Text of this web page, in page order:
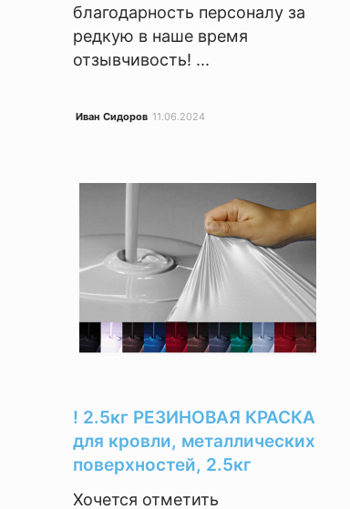
благодарность персоналу за
редкую в наше время
отзывчивость! ...
Иван Сидоров 11.06.2024
! 2.5кг РЕЗИНОВАЯ КРАСКА
для кровли, металлических
поверхностей, 2.5кг
Хочется отметить